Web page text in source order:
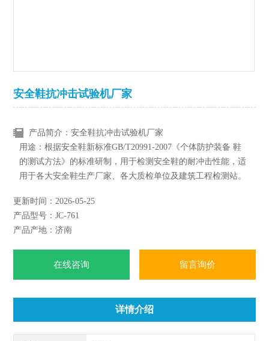
安全鞋抗冲击试验机厂家
产品简介：安全鞋抗冲击试验机厂家
用途：根据安全鞋新标准GB/T20991-2007《个体防护装备 鞋
的测试方法》的标准研制，用于检测安全鞋的耐冲击性能，适
用于各大安全鞋生产厂家、各大质检单位及建筑工程检测站。
安全鞋抗冲击试验机、安全鞋耐冲击试验机
符合标准：GB/T 20991-2007《个体防护装备 鞋的测试方
法》,EN-344， ISO8782
更新时间：2026-05-25
产品型号：JC-761
产品产地：济南
在线咨询 留言询价
详情介绍